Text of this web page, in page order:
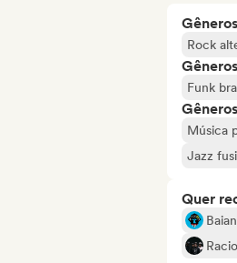
Rock
Funk
Música
Jazz
Quer